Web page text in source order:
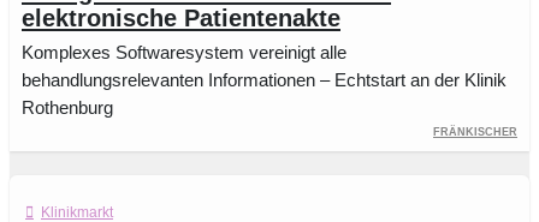
elektronische Patientenakte
Komplexes Softwaresystem vereinigt alle
behandlungsrelevanten Informationen – Echtstart an der Klinik
Rothenburg
Fränkischer
Klinikmarkt